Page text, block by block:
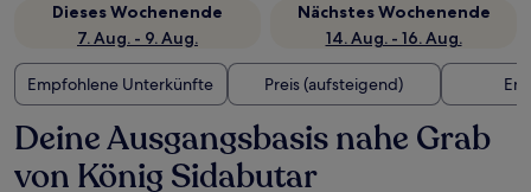
Dieses Wochenende
7. Aug. - 9. Aug.
Nächstes Wochenende
14. Aug. - 16. Aug.
Empfohlene Unterkünfte Preis (aufsteigend)
Deine Ausgangsbasis nahe Grab
von König Sidabutar